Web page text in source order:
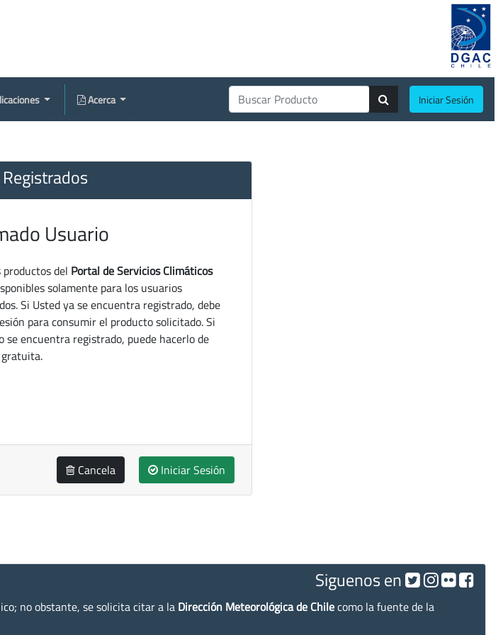
Acerca Iniciar Sesión
Usuario
del Portal de Servicios Climáticos
solamente para los usuarios
Si Usted ya se encuentra registrado, debe
para consumir el producto solicitado. Si
se encuentra registrado, puede hacerlo de
Cancela Iniciar Sesión
Siguenos en
no obstante, se solicita citar a la Dirección Meteorológica de Chilecomo la fuente de la